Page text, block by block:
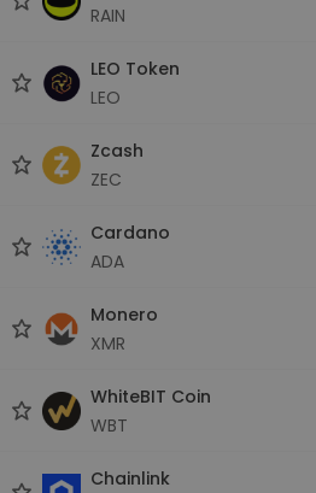
RAIN
LEO Token
LEO
Zcash
ZEC
Cardano
ADA
Monero
XMR
WhiteBIT Coin
WBT
Chainlink